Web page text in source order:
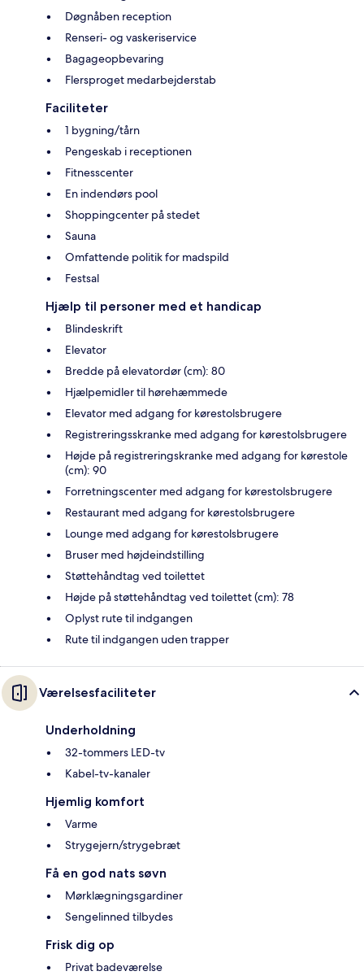
Døgnåben reception
Renseri- og vaskeriservice
Bagageopbevaring
Flersproget medarbejderstab
Faciliteter
1 bygning/tårn
Pengeskab i receptionen
Fitnesscenter
En indendørs pool
Shoppingcenter på stedet
Sauna
Omfattende politik for madspild
Festsal
Hjælp til personer med et handicap
Blindeskrift
Elevator
Bredde på elevatordør (cm): 80
Hjælpemidler til hørehæmmede
Elevator med adgang for kørestolsbrugere
Registreringsskranke med adgang for kørestolsbrugere
Højde på registreringskranke med adgang for kørestole
(cm): 90
Forretningscenter med adgang for kørestolsbrugere
Restaurant med adgang for kørestolsbrugere
Lounge med adgang for kørestolsbrugere
Bruser med højdeindstilling
Støttehåndtag ved toilettet
Højde på støttehåndtag ved toilettet (cm): 78
Oplyst rute til indgangen
Rute til indgangen uden trapper
Værelsesfaciliteter
Underholdning
32-tommers LED-tv
Kabel-tv-kanaler
Hjemlig komfort
Varme
Strygejern/strygebræt
Få en god nats søvn
Mørklægningsgardiner
Sengelinned tilbydes
Frisk dig op
Privat badeværelse